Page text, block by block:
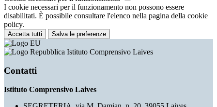
I cookie necessari per il funzionamento non possono essere
disabilitati. È possibile consultare l'elenco nella pagina della cookie
policy.
Accetta tutti Salva le preferenze
Istituto Comprensivo Laives
Contatti
Istituto Comprensivo Laives